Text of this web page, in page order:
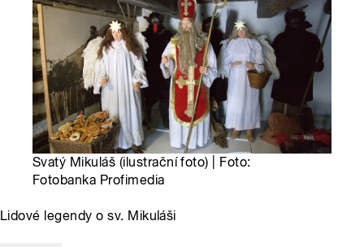
Svatý Mikuláš (ilustrační foto) | Foto:
Fotobanka Profimedia
Lidové legendy o sv. Mikuláši